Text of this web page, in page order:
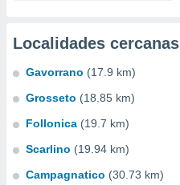
Localidades cercanas
Gavorrano (17.9 km)
Grosseto (18.85 km)
Follonica (19.7 km)
Scarlino (19.94 km)
Campagnatico (30.73 km)